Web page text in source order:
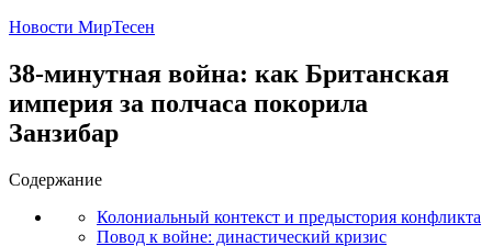
Новости МирТесен
38-минутная война: как Британская
империя за полчаса покорила
Занзибар
Содержание
Колониальный контекст и предыстория конфликта
Повод к войне: династический кризис